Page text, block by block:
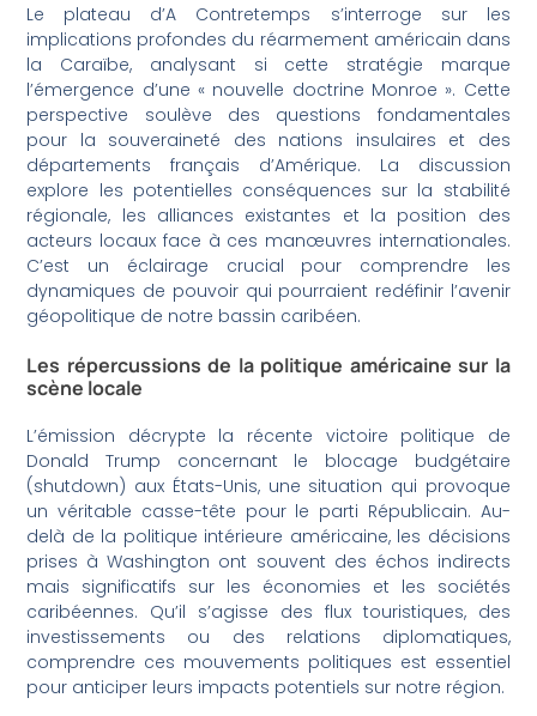
Le plateau d’A Contretemps s’interroge sur les
implications profondes du réarmement américain dans
la Caraïbe, analysant si cette stratégie marque
l’émergence d’une « nouvelle doctrine Monroe ». Cette
perspective soulève des questions fondamentales
pour la souveraineté des nations insulaires et des
départements français d’Amérique. La discussion
explore les potentielles conséquences sur la stabilité
régionale, les alliances existantes et la position des
acteurs locaux face à ces manœuvres internationales.
C’est un éclairage crucial pour comprendre les
dynamiques de pouvoir qui pourraient redéfinir l’avenir
géopolitique de notre bassin caribéen.
Les répercussions de la politique américaine sur la
scène locale
L’émission décrypte la récente victoire politique de
Donald Trump concernant le blocage budgétaire
(shutdown) aux États-Unis, une situation qui provoque
un véritable casse-tête pour le parti Républicain. Au-
delà de la politique intérieure américaine, les décisions
prises à Washington ont souvent des échos indirects
mais significatifs sur les économies et les sociétés
caribéennes. Qu’il s’agisse des flux touristiques, des
investissements ou des relations diplomatiques,
comprendre ces mouvements politiques est essentiel
pour anticiper leurs impacts potentiels sur notre région.